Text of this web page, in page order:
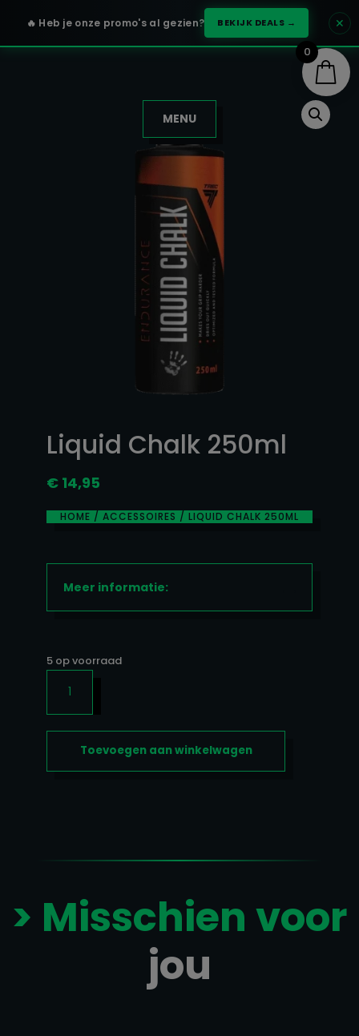
🔥 Heb je onze promo's al gezien? BEKIJK DEALS → ✕
MENU
Liquid Chalk 250ml
€ 14,95
HOME / ACCESSOIRES / LIQUID CHALK 250ML
Meer informatie:
5 op voorraad
CHALK
250ML
AANTAL
Toevoegen aan winkelwagen
> Misschien voor
jou
0